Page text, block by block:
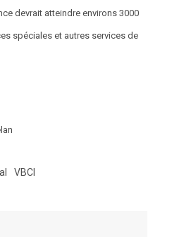
devrait atteindre environs 3000
spéciales et autres services de
VBCI